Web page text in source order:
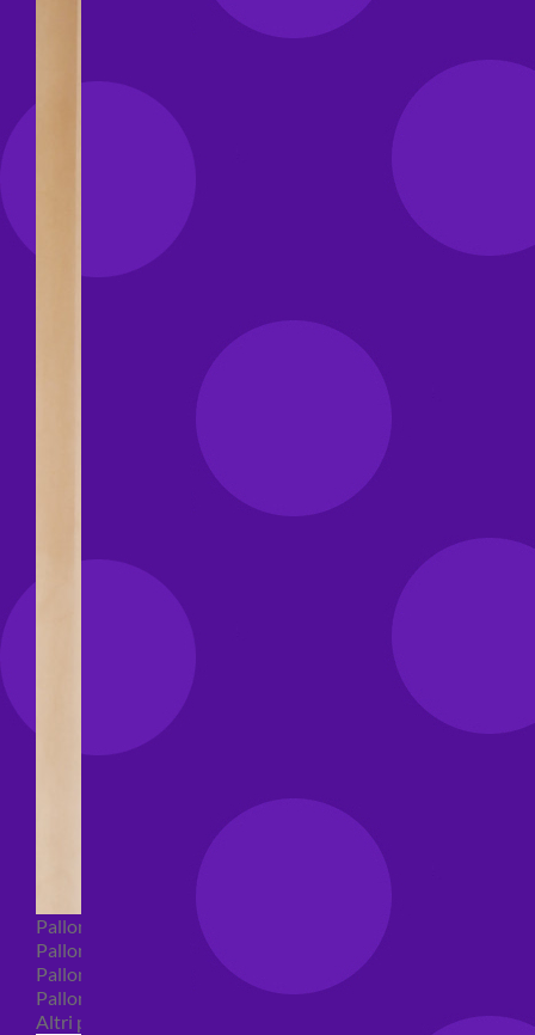
Palloncini Bubble
Palloncini numeri e lettere
Palloncini numeri e lettere piccoli
Palloncini numeri e lettere grandi
Altri palloncini numeri e lettere